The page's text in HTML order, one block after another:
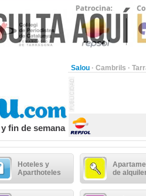
Salou · Cambrils ·
fin de semana
Hoteles y
Aparthoteles
de